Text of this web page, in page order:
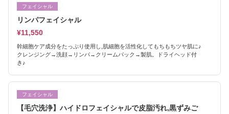
フェイシャル
リンパフェイシャル
¥11,550
幹細胞ケア成分をたっぷり使用し,肌細胞を活性化してもちもちツヤ肌に♪
クレンジング→洗顔→リンパ→クリームパック→製肌。ドライヘッド付
き♪
フェイシャル
【毛穴洗浄】ハイドロフェイシャルで皮脂汚れ,黒ずみご